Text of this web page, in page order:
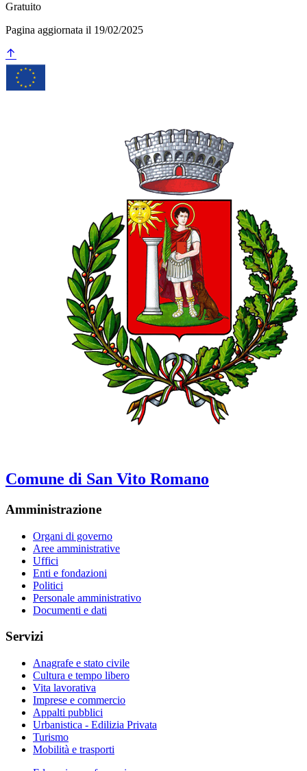
Gratuito
Pagina aggiornata il 19/02/2025
Comune di San Vito Romano
Amministrazione
Organi di governo
Aree amministrative
Uffici
Enti e fondazioni
Politici
Personale amministrativo
Documenti e dati
Servizi
Anagrafe e stato civile
Cultura e tempo libero
Vita lavorativa
Imprese e commercio
Appalti pubblici
Urbanistica - Edilizia Privata
Turismo
Mobilità e trasporti